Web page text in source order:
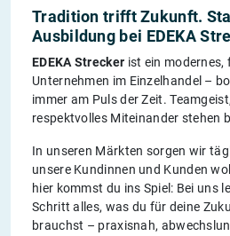
Tradition trifft Zukunft.
Ausbildung bei EDEKA
EDEKA Strecker ist ein
Unternehmen im Einzelhandel –
immer am Puls der Zeit.
respektvolles Miteinander stehen
In unseren Märkten sorgen wir
unsere Kundinnen und Kunden
hier kommst du ins Spiel: Bei uns
Schritt alles, was du für deine
brauchst – praxisnah,